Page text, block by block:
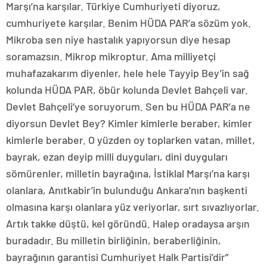
Marşı’na karşılar. Türkiye Cumhuriyeti diyoruz,
cumhuriyete karşılar. Benim HÜDA PAR’a sözüm yok.
Mikroba sen niye hastalık yapıyorsun diye hesap
soramazsın. Mikrop mikroptur. Ama milliyetçi
muhafazakarım diyenler, hele hele Tayyip Bey’in sağ
kolunda HÜDA PAR, öbür kolunda Devlet Bahçeli var.
Devlet Bahçeli’ye soruyorum. Sen bu HÜDA PAR’a ne
diyorsun Devlet Bey? Kimler kimlerle beraber, kimler
kimlerle beraber. O yüzden oy toplarken vatan, millet,
bayrak, ezan deyip milli duyguları, dini duyguları
sömürenler, milletin bayrağına, İstiklal Marşı’na karşı
olanlara, Anıtkabir’in bulunduğu Ankara’nın başkenti
olmasına karşı olanlara yüz veriyorlar, sırt sıvazlıyorlar.
Artık takke düştü, kel göründü. Halep oradaysa arşın
buradadır. Bu milletin birliğinin, beraberliğinin,
bayrağının garantisi Cumhuriyet Halk Partisi’dir”